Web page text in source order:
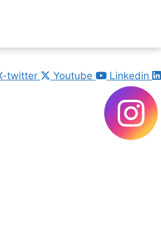
twitter Youtube Linkedin